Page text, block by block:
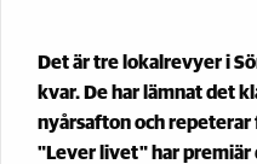
Det är tre lokalrevyer i
kvar. De har lämnat det
nyårsafton och
"Lever livet" har premiär